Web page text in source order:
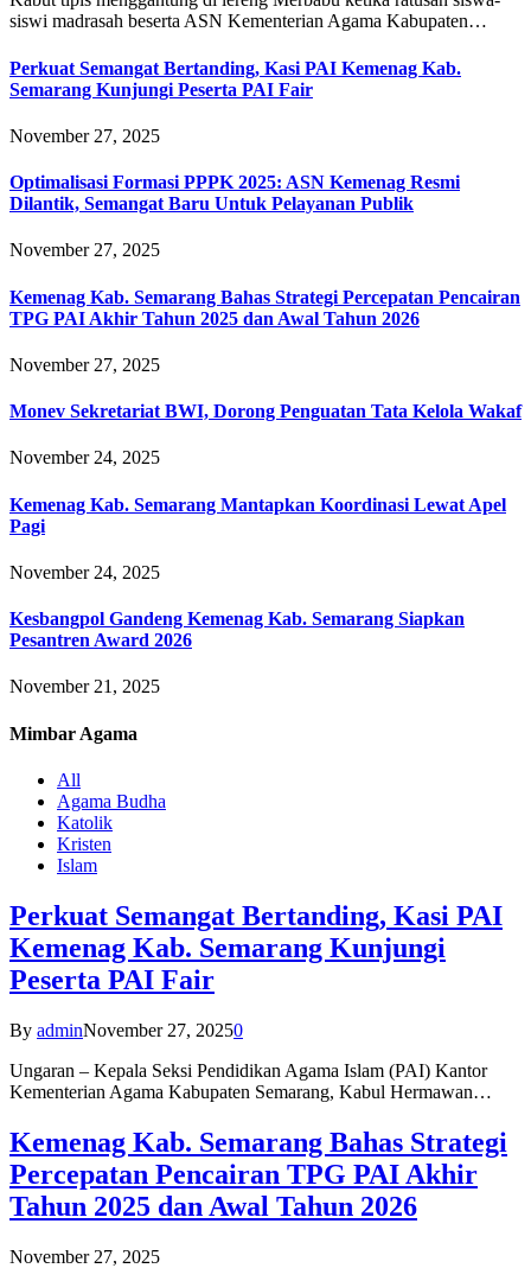
siswi madrasah beserta ASN Kementerian Agama Kabupaten…
Perkuat Semangat Bertanding, Kasi PAI Kemenag Kab.
Semarang Kunjungi Peserta PAI Fair
November 27, 2025
Optimalisasi Formasi PPPK 2025: ASN Kemenag Resmi
Dilantik, Semangat Baru Untuk Pelayanan Publik
November 27, 2025
Kemenag Kab. Semarang Bahas Strategi Percepatan Pencairan
TPG PAI Akhir Tahun 2025 dan Awal Tahun 2026
November 27, 2025
Monev Sekretariat BWI, Dorong Penguatan Tata Kelola Wakaf
November 24, 2025
Kemenag Kab. Semarang Mantapkan Koordinasi Lewat Apel
Pagi
November 24, 2025
Kesbangpol Gandeng Kemenag Kab. Semarang Siapkan
Pesantren Award 2026
November 21, 2025
Mimbar Agama
All
Agama Budha
Katolik
Kristen
Islam
Perkuat Semangat Bertanding, Kasi PAI
Kemenag Kab. Semarang Kunjungi
Peserta PAI Fair
By adminNovember 27, 20250
Ungaran – Kepala Seksi Pendidikan Agama Islam (PAI) Kantor
Kementerian Agama Kabupaten Semarang, Kabul Hermawan…
Kemenag Kab. Semarang Bahas Strategi
Percepatan Pencairan TPG PAI Akhir
Tahun 2025 dan Awal Tahun 2026
November 27, 2025